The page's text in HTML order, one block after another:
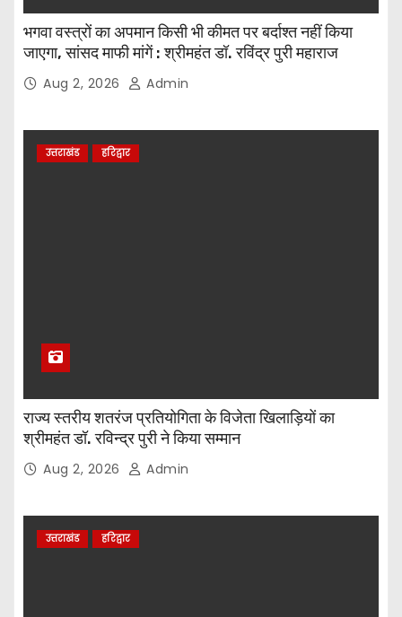
भगवा वस्त्रों का अपमान किसी भी कीमत पर बर्दाश्त नहीं किया
जाएगा, सांसद माफी मांगें : श्रीमहंत डॉ. रविंद्र पुरी महाराज
Aug 2, 2026 Admin
उत्तराखंड हरिद्वार
राज्य स्तरीय शतरंज प्रतियोगिता के विजेता खिलाड़ियों का
श्रीमहंत डॉ. रविन्द्र पुरी ने किया सम्मान
Aug 2, 2026 Admin
उत्तराखंड हरिद्वार